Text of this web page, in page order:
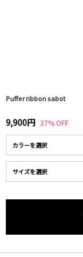
Puffer ribbon sabot
9,900円 37% OFF